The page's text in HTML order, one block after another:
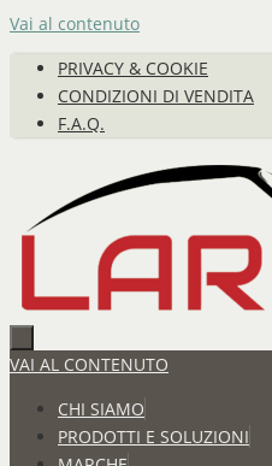
Vai al contenuto
PRIVACY & COOKIE
CONDIZIONI DI VENDITA
F.A.Q.
VAI AL CONTENUTO
CHI SIAMO
PRODOTTI E SOLUZIONI